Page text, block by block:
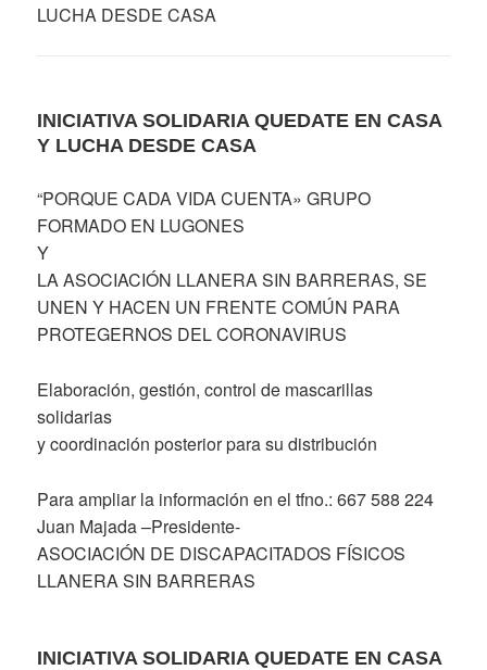
LUCHA DESDE CASA
INICIATIVA SOLIDARIA QUEDATE EN CASA
Y LUCHA DESDE CASA
“PORQUE CADA VIDA CUENTA» GRUPO
FORMADO EN LUGONES
Y
LA ASOCIACIÓN LLANERA SIN BARRERAS, SE
UNEN Y HACEN UN FRENTE COMÚN PARA
PROTEGERNOS DEL CORONAVIRUS
Elaboración, gestión, control de mascarillas
solidarias
y coordinación posterior para su distribución
Para ampliar la información en el tfno.: 667 588 224
Juan Majada –Presidente-
ASOCIACIÓN DE DISCAPACITADOS FÍSICOS
LLANERA SIN BARRERAS
INICIATIVA SOLIDARIA QUEDATE EN CASA